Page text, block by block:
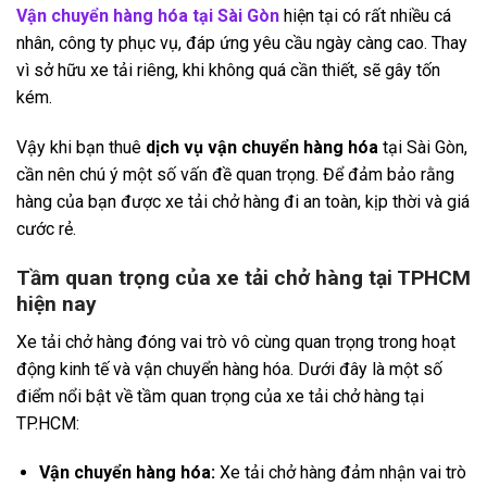
Vận chuyển hàng hóa tại Sài Gòn hiện tại có rất nhiều cá
nhân, công ty phục vụ, đáp ứng yêu cầu ngày càng cao. Thay
vì sở hữu xe tải riêng, khi không quá cần thiết, sẽ gây tốn
kém.
Vậy khi bạn thuê dịch vụ vận chuyển hàng hóa tại Sài Gòn,
cần nên chú ý một số vấn đề quan trọng. Để đảm bảo rằng
hàng của bạn được xe tải chở hàng đi an toàn, kịp thời và giá
cước rẻ.
Tầm quan trọng của xe tải chở hàng tại TPHCM
hiện nay
Xe tải chở hàng đóng vai trò vô cùng quan trọng trong hoạt
động kinh tế và vận chuyển hàng hóa. Dưới đây là một số
điểm nổi bật về tầm quan trọng của xe tải chở hàng tại
TP.HCM:
Vận chuyển hàng hóa:Xe tải chở hàng đảm nhận vai trò